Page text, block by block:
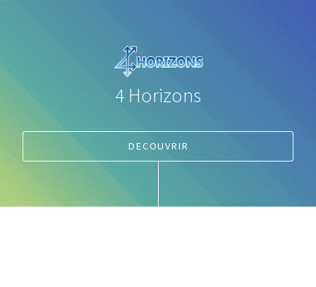
4 Horizons
DECOUVRIR